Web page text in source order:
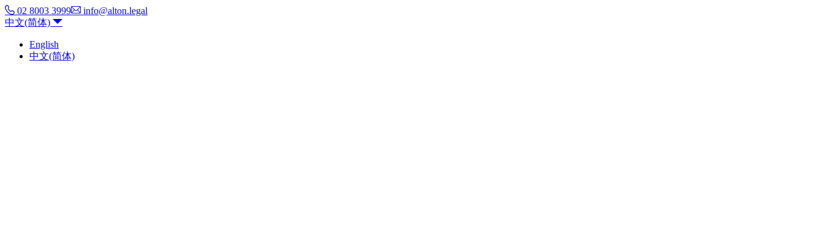
02 8003 3999
info@alton.legal
中文(简体)
English
中文(简体)